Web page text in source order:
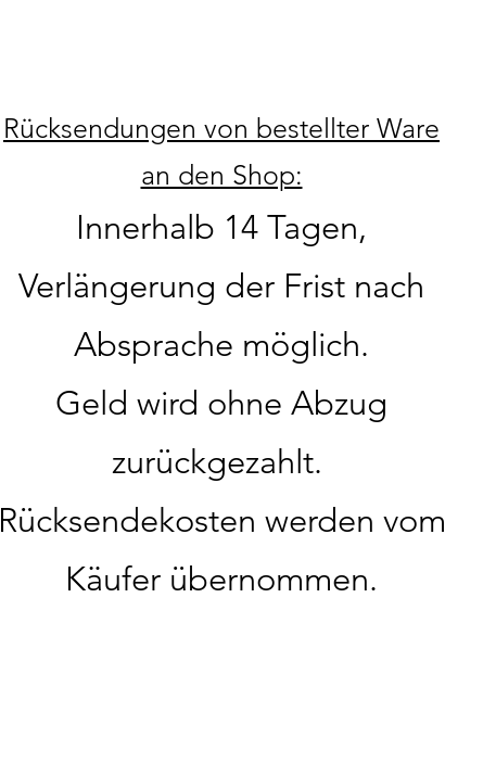
Rücksendungen von bestellter Ware
an den Shop:
Innerhalb 14 Tagen,
Verlängerung der Frist nach
Absprache möglich.
Geld wird ohne Abzug
zurückgezahlt.
Rücksendekosten werden vom
Käufer übernommen.